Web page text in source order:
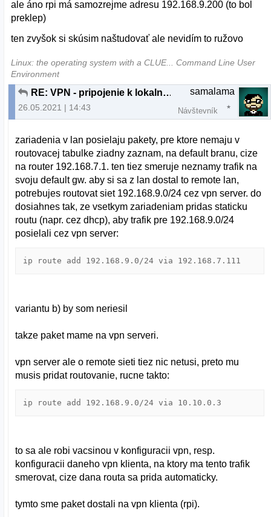
ale áno rpi má samozrejme adresu 192.168.9.200 (to bol
preklep)
ten zvyšok si skúsim naštudovať ale nevidím to ružovo
Linux: the operating system with a CLUE... Command Line User
Environment
RE: VPN - pripojenie k lokalnej sieti cez klienta
26.05.2021 | 14:43
samalama
Návštevník
zariadenia v lan posielaju pakety, pre ktore nemaju v
routovacej tabulke ziadny zaznam, na default branu, cize
na router 192.168.7.1. ten tiez smeruje neznamy trafik na
svoju default gw. aby si sa z lan dostal to remote lan,
potrebujes routovat siet 192.168.9.0/24 cez vpn server. do
dosiahnes tak, ze vsetkym zariadeniam pridas staticku
routu (napr. cez dhcp), aby trafik pre 192.168.9.0/24
posielali cez vpn server:
ip route add 192.168.9.0/24 via 192.168.7.111
variantu b) by som neriesil
takze paket mame na vpn serveri.
vpn server ale o remote sieti tiez nic netusi, preto mu
musis pridat routovanie, rucne takto:
ip route add 192.168.9.0/24 via 10.10.0.3
to sa ale robi vacsinou v konfiguracii vpn, resp.
konfiguracii daneho vpn klienta, na ktory ma tento trafik
smerovat, cize dana routa sa prida automaticky.
tymto sme paket dostali na vpn klienta (rpi).